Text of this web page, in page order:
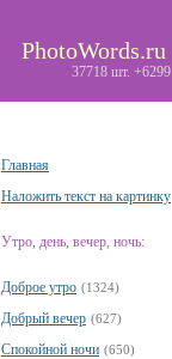
PhotoWords.ru
37718 шт. +6299
Главная
Наложить текст на картинку
Утро, день, вечер, ночь:
Доброе утро (1324)
Добрый вечер (627)
Спокойной ночи (650)